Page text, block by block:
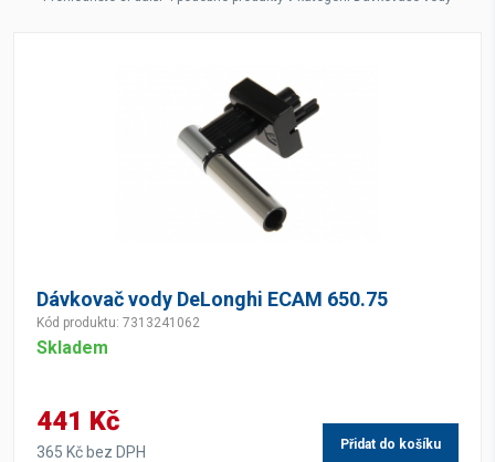
Dávkovač vody DeLonghi ECAM 650.75
Kód produktu: 7313241062
Skladem
441 Kč
365 Kč bez DPH Přidat do košíku